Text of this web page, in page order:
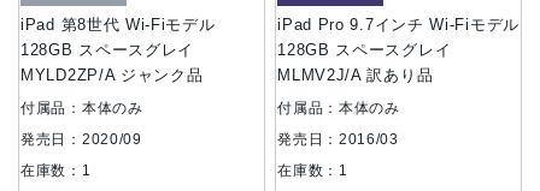
iPad 第8世代 Wi-Fiモデル
128GB スペースグレイ
MYLD2ZP/A ジャンク品
付属品：本体のみ
発売日：2020/09
在庫数：1
iPad Pro 9.7インチ Wi-Fiモデル
128GB スペースグレイ
MLMV2J/A 訳あり品
付属品：本体のみ
発売日：2016/03
在庫数：1